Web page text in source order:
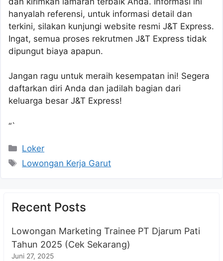
hanyalah referensi, untuk informasi detail dan
terkini, silakan kunjungi website resmi J&T Express.
Ingat, semua proses rekrutmen J&T Express tidak
dipungut biaya apapun.
Jangan ragu untuk meraih kesempatan ini! Segera
daftarkan diri Anda dan jadilah bagian dari
keluarga besar J&T Express!
“`
Kategori
Loker
Tag
Lowongan Kerja Garut
Recent Posts
Lowongan Marketing Trainee PT Djarum Pati
Tahun 2025 (Cek Sekarang)
Juni 27, 2025